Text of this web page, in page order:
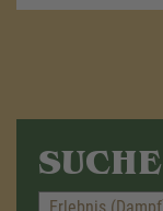
SUCHE